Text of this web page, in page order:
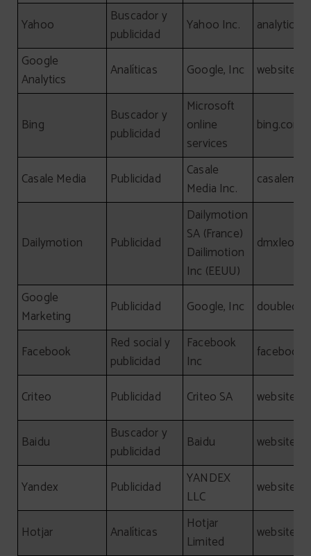
Yahoo
Buscador y
publicidad
Yahoo Inc.
Google
Analytics
Analíticas Google, Inc website
Bing
Buscador y
publicidad
Microsoft
online
services
bing.com
Casale Media Publicidad
Casale
Media Inc.
Dailymotion Publicidad
Dailymotion
SA (France)
Dailimotion
Inc (EEUU)
Google
Marketing
Publicidad Google, Inc
Facebook
Red social y
publicidad
Facebook
Inc
Criteo Publicidad Criteo SA website,
Baidu
Buscador y
publicidad
Baidu website,
Yandex Publicidad
YANDEX
LLC
website,
Hotjar Analíticas
Hotjar
Limited
website,